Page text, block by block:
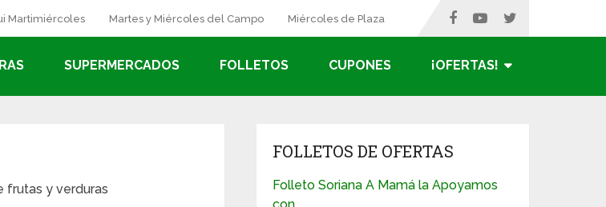
Martimiércoles Martes y Miércoles del Campo Miércoles de Plaza
SUPERMERCADOS FOLLETOS CUPONES ¡OFERTAS!
frutas y verduras
FOLLETOS DE OFERTAS
Folleto Soriana A Mamá la Apoyamos